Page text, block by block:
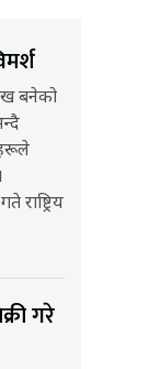
बनेको
गरे